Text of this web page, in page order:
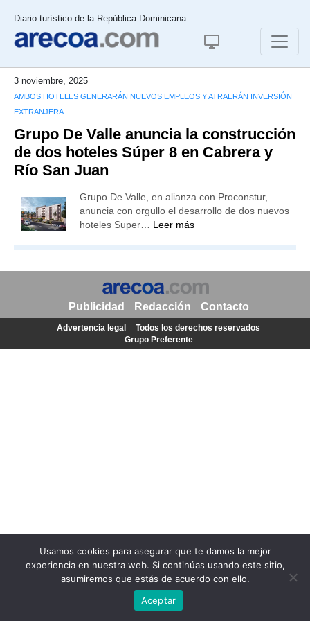
Diario turístico de la República Dominicana
3 noviembre, 2025
AMBOS HOTELES GENERARÁN NUEVOS EMPLEOS Y ATRAERÁN INVERSIÓN
EXTRANJERA
Grupo De Valle anuncia la construcción
de dos hoteles Súper 8 en Cabrera y
Río San Juan
Grupo De Valle, en alianza con Proconstur,
anuncia con orgullo el desarrollo de dos nuevos
hoteles Super… Leer más
Usamos cookies para asegurar que te damos la mejor
experiencia en nuestra web. Si continúas usando este sitio,
asumiremos que estás de acuerdo con ello.
Aceptar
Publicidad Redacción Contacto
Advertencia legal
Todos los derechos reservados
Grupo Preferente